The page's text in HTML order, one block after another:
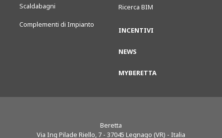
Scaldabagni
Complementi di Impianto
Ricerca BIM
INCENTIVI
NEWS
MYBERETTA
Beretta
Via Ing Pilade Riello, 7 - 37045 Legnago (VR) - Italia